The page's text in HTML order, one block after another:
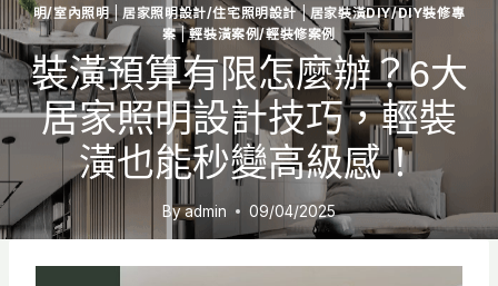
明/室內照明|居家照明設計/住宅照明設計|居家裝潢DIY/DIY裝修專
案|輕裝潢案例/輕裝修案例
裝潢預算有限怎麼辦？6大
居家照明設計技巧，輕裝
潢也能秒變高級感！
Byadmin 09/04/2025